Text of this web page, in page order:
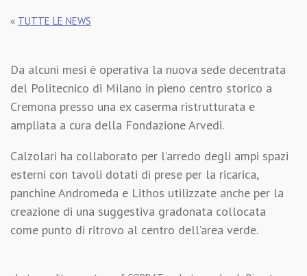
« TUTTE LE NEWS
Da alcuni mesi è operativa la nuova sede decentrata
del Politecnico di Milano in pieno centro storico a
Cremona presso una ex caserma ristrutturata e
ampliata a cura della Fondazione Arvedi.
Calzolari ha collaborato per l’arredo degli ampi spazi
esterni con tavoli dotati di prese per la ricarica,
panchine Andromeda e Lithos utilizzate anche per la
creazione di una suggestiva gradonata collocata
come punto di ritrovo al centro dell’area verde.